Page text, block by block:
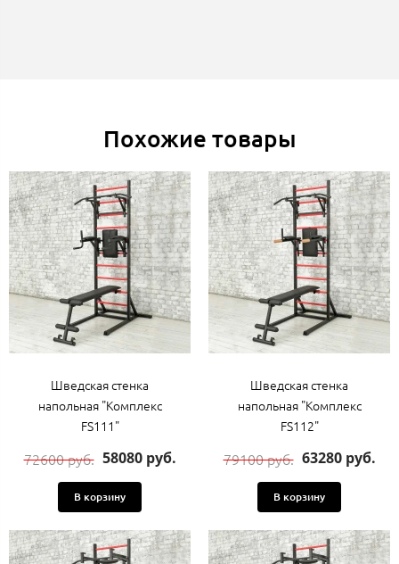
Похожие товары
Шведская стенка
напольная "Комплекс
FS111"
72600 руб. 58080 руб.
В корзину
Шведская стенка
напольная "Комплекс
FS112"
79100 руб. 63280 руб.
В корзину